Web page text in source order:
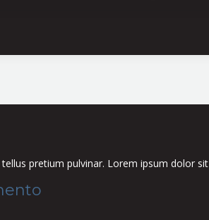
pretium pulvinar. Lorem ipsum dolor